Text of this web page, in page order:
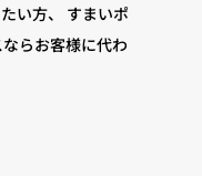
い方、
すまいポ
らお客様に代わ